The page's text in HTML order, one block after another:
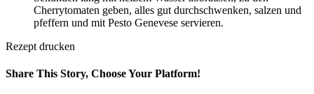
Cherrytomaten geben, alles gut durchschwenken, salzen und
pfeffern und mit Pesto Genevese servieren.
Rezept drucken
Share This Story, Choose Your Platform!